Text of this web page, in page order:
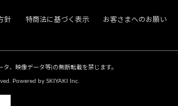
針 特商法に基づく表示 お客さまへのお願い
タ、映像データ等)の無断転載を禁じます。
Powered by SKIYAKI Inc.